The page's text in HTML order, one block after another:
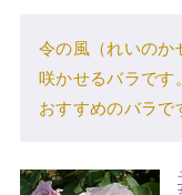
令の風（れいのか
咲かせるバラです
おすすめのバラで